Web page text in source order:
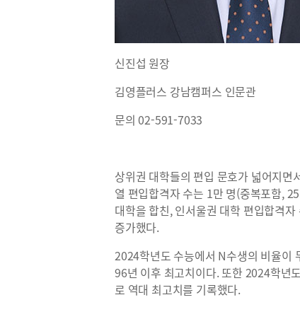
신진섭 원장
김영플러스 강남캠퍼스 인문관
문의 02-591-7033
상위권 대학들의 편입 문호가 넓어지
열 편입합격자 수는 1만 명(중복포함,
대학을 합친, 인서울권 대학 편입합격
증가했다.
2024학년도 수능에서 N수생의 비율이
96년 이후 최고치이다. 또한 2024학년
로 역대 최고치를 기록했다.